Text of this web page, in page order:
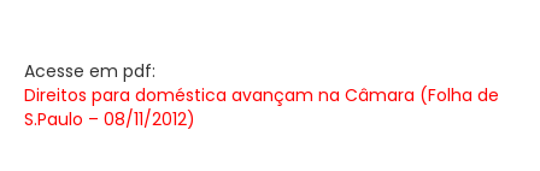
Acesse em pdf:
Direitos para doméstica avançam na Câmara (Folha de
S.Paulo – 08/11/2012)